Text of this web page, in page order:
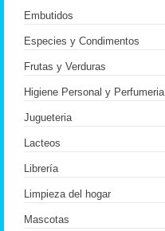
Embutidos
Especies y Condimentos
Frutas y Verduras
Higiene Personal y Perfumeria
Jugueteria
Lacteos
Librería
Limpieza del hogar
Mascotas